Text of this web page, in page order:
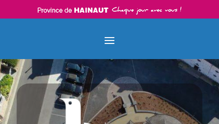
Panneau de gestion des cookies
to
à